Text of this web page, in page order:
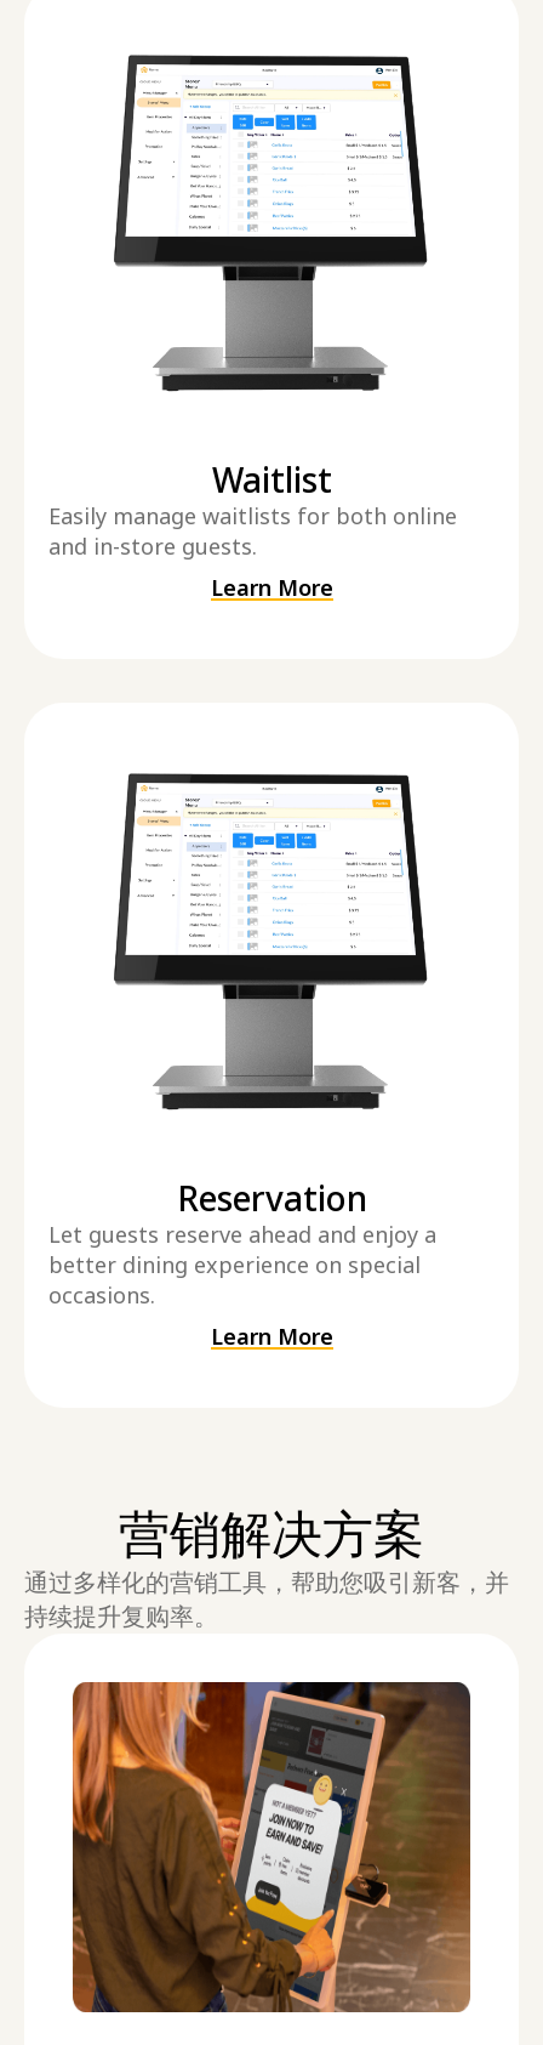
Waitlist
Easily manage waitlists for both online
and in-store guests.
Learn More
Reservation
Let guests reserve ahead and enjoy a
better dining experience on special
occasions.
Learn More
营销解决方案
通过多样化的营销工具，帮助您吸引新客，并
持续提升复购率。